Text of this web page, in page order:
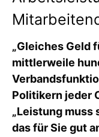
„Gleiches Geld
mittlerweile
Politikern jeder
„Leistung muss
das für Sie gut